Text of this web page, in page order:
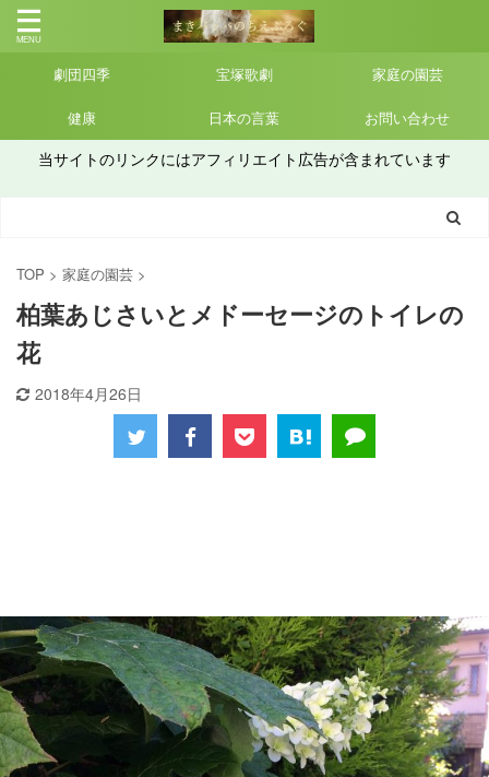
劇団四季 宝塚歌劇 家庭の園芸
健康 日本の言葉 お問い合わせ
当サイトのリンクにはアフィリエイト広告が含まれています
TOP > 家庭の園芸 >
柏葉あじさいとメドーセージのトイレの
花
2018年4月26日